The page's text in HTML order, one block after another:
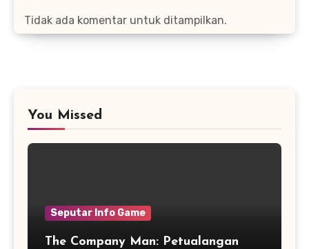
Tidak ada komentar untuk ditampilkan.
You Missed
Seputar Info Game
The Company Man: Petualangan